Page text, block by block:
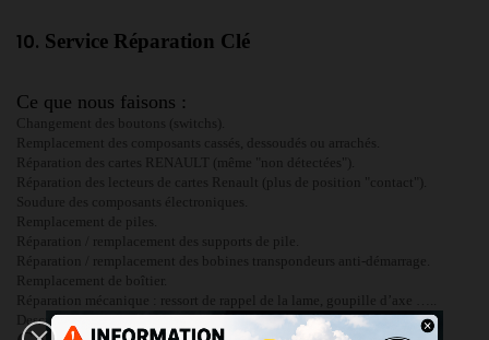
10. Service Réparation Clé
Ce que nous faisons :
Changement des boutons (switchs).
Remplacement des composants cassés, dessoudés ou arrachés.
Réparation des cartes RENAULT (même "non détectées").
Réparation des lecteurs de cartes Renault (plus de position "contact").
Soudure des composants électroniques.
Remplacement de piles.
Réparation / remplacement des supports de pile.
Réparation / remplacement des bobines transpondeurs anti-démarrage.
Remplacement de boîtier.
Réparation mécanique : ressort de rappel de la lame, goupille d’axe …..
Description du procédé de resynchronisation avec le véhicule.